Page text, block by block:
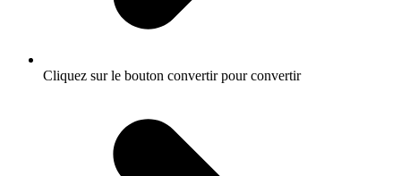
Cliquez sur le bouton convertir pour convertir